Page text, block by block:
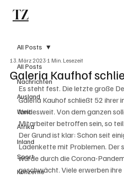
TZ
All Posts
Nachrichten
Ausland
Welt
Afrika
Inland
Sport
Konzerne
All Posts
Galeria Kaufhof
13. März 2023 1 Min. Lesezeit
Es steht fest. Die letzte große
Galeria Kauhof schließt 52 ihrer
landesweit. Von dem ganzen
Mitarbeiter betroffen sein, so
Der Grund ist klar: Schon seit
Ladenkette mit Problemen. Der
würde durch die Corona-
geschwächt. Viele erwerben